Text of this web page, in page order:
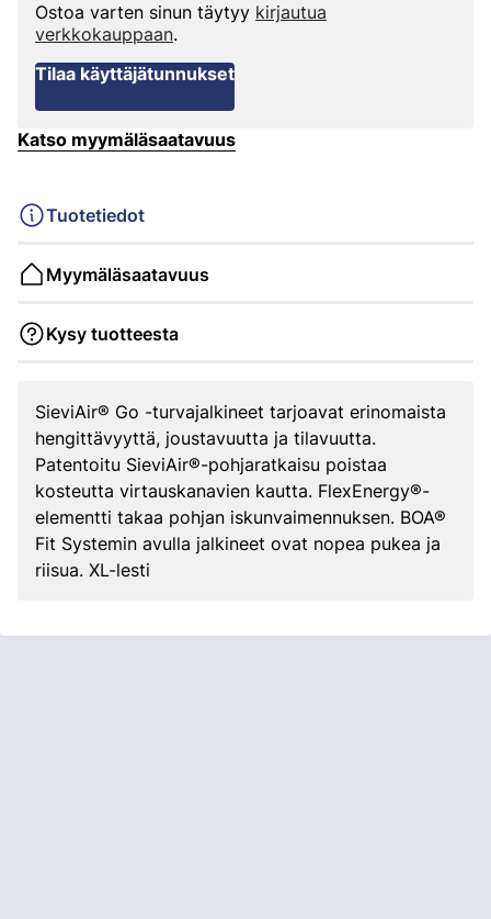
Ostoa varten sinun täytyy kirjautua
verkkokauppaan.
Tilaa käyttäjätunnukset
Katso myymäläsaatavuus
Tuotetiedot
Myymäläsaatavuus
Kysy tuotteesta
SieviAir® Go -turvajalkineet tarjoavat erinomaista
hengittävyyttä, joustavuutta ja tilavuutta.
Patentoitu SieviAir®-pohjaratkaisu poistaa
kosteutta virtauskanavien kautta. FlexEnergy®-
elementti takaa pohjan iskunvaimennuksen. BOA®
Fit Systemin avulla jalkineet ovat nopea pukea ja
riisua. XL-lesti